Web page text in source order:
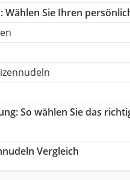
Wählen Sie Ihren
: So wählen Sie das
Vergleich